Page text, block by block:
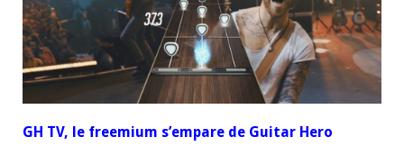
GH TV, le freemium s’empare de Guitar Hero